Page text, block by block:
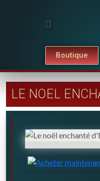
Boutique
LE NOEL